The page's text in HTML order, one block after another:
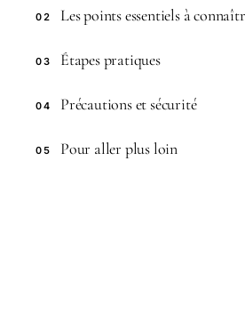
02 Les points essentiels à
03 Étapes pratiques
04 Précautions et sécurité
05 Pour aller plus loin